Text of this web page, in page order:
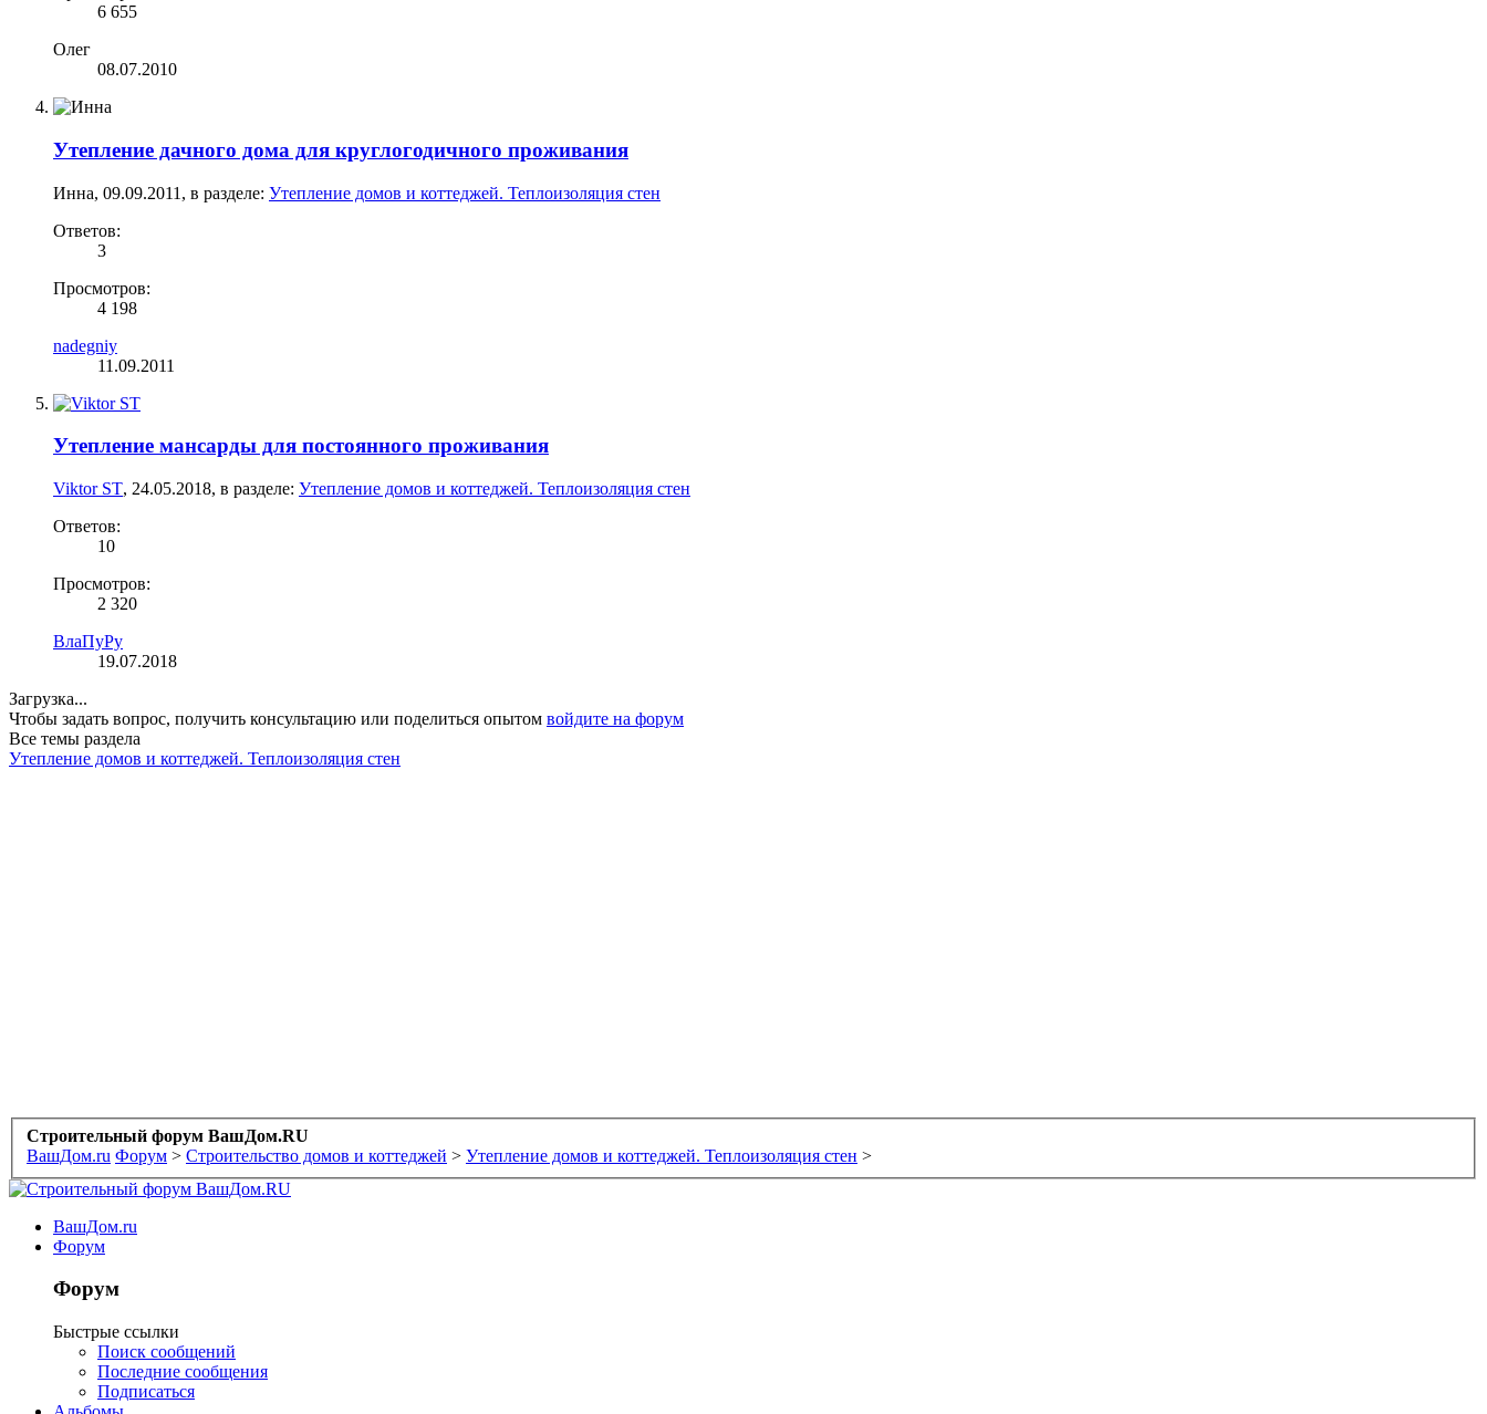
6 655
Олег
08.07.2010
Утепление дачного дома для круглогодичного проживания
Инна, 09.09.2011 , в разделе: Утепление домов и коттеджей. Теплоизоляция стен
Ответов:
3
Просмотров:
4 198
nadegniy
11.09.2011
Утепление мансарды для постоянного проживания
Viktor ST, 24.05.2018, в разделе: Утепление домов и коттеджей. Теплоизоляция стен
Ответов:
10
Просмотров:
2 320
ВлаПуРу
19.07.2018
Загрузка...
Чтобы задать вопрос, получить консультацию или поделиться опытом войдите на форум
Все темы раздела
Утепление домов и коттеджей. Теплоизоляция стен
Строительный форум ВашДом.RU
ВашДом.ru Форум > Строительство домов и коттеджей > Утепление домов и коттеджей. Теплоизоляция стен >
ВашДом.ru
Форум
Форум
Быстрые ссылки
Поиск сообщений
Последние сообщения
Подписаться